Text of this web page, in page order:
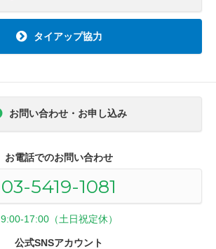
タイアップ協力
お問い合わせ・お申し込み
お電話でのお問い合わせ
03-5419-1081
9:00-17:00（土日祝定休）
公式SNSアカウント